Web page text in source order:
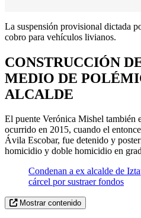
La suspensión provisional dictada
cobro para vehículos livianos.
CONSTRUCCIÓN
MEDIO DE
ALCALDE
El puente Verónica Mishel también
ocurrido en 2015, cuando el
Ávila Escobar, fue detenido y
homicidio y doble homicidio en
Condenan a ex alcalde de
cárcel por sustraer fondos
Mostrar contenido